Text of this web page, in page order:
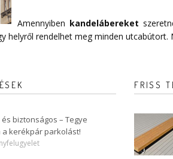
Amennyiben kandelábereket
helyről rendelhet meg minden
biztonságos – Tegye
kerékpár parkolást!
FRISS